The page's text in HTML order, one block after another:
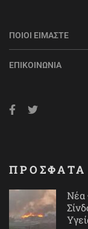
ΠΟΙΟΙ ΕΊΜΑΣΤΕ
ΕΠΙΚΟΙΝΩΝΊΑ
Νέα